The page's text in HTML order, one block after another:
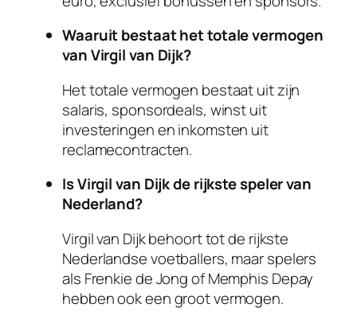
Waaruit bestaat het totale vermogen
van Virgil van Dijk?
Het totale vermogen bestaat uit zijn
salaris, sponsordeals, winst uit
investeringen en inkomsten uit
reclamecontracten.
Is Virgil van Dijk de rijkste speler van
Nederland?
Virgil van Dijk behoort tot de rijkste
Nederlandse voetballers, maar spelers
als Frenkie de Jong of Memphis Depay
hebben ook een groot vermogen.